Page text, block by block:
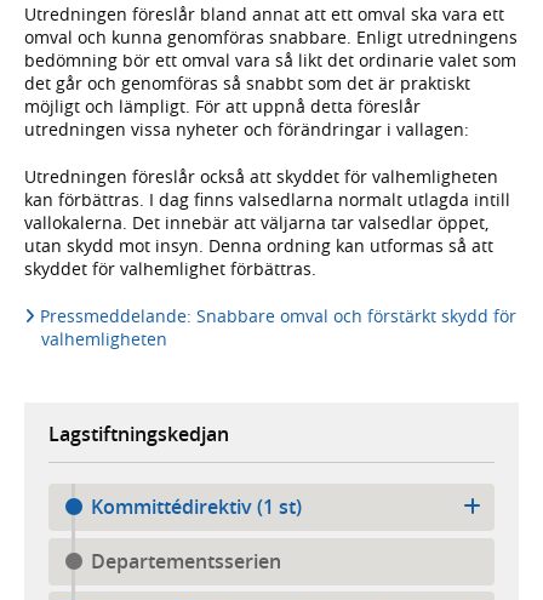
Utredningen föreslår bland annat att ett omval ska vara ett
omval och kunna genomföras snabbare. Enligt utredningens
bedömning bör ett omval vara så likt det ordinarie valet som
det går och genomföras så snabbt som det är praktiskt
möjligt och lämpligt. För att uppnå detta föreslår
utredningen vissa nyheter och förändringar i vallagen:
Utredningen föreslår också att skyddet för valhemligheten
kan förbättras. I dag finns valsedlarna normalt utlagda intill
vallokalerna. Det innebär att väljarna tar valsedlar öppet,
utan skydd mot insyn. Denna ordning kan utformas så att
skyddet för valhemlighet förbättras.
Pressmeddelande: Snabbare omval och förstärkt skydd för
valhemligheten
Lagstiftningskedjan
Kommittédirektiv (1 st)
Departementsserien